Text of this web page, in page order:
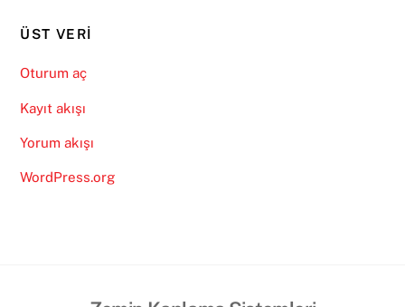
ÜST VERI
Oturum aç
Kayıt akışı
Yorum akışı
WordPress.org